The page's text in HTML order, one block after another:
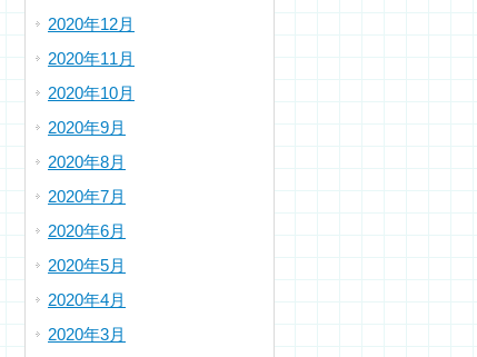
2020年12月
2020年11月
2020年10月
2020年9月
2020年8月
2020年7月
2020年6月
2020年5月
2020年4月
2020年3月